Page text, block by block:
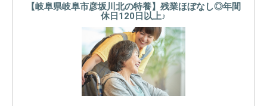
【岐阜県岐阜市彦坂川北の特養】残業ほぼなし◎年間
休日120日以上♪